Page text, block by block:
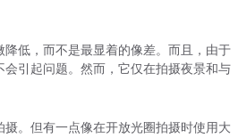
低，而不是最显着的像差。而且，由于
引起问题。然而，它仅在拍摄夜景和与
。但有一点像在开放光圈拍摄时使用大